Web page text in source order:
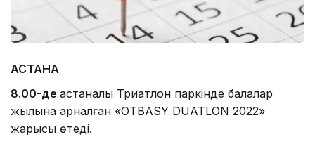
АСТАНА
8.00-де астаналық Триатлон паркінде балалар
жылына арналған «OTBASY DUATLON 2022»
жарысы өтеді.